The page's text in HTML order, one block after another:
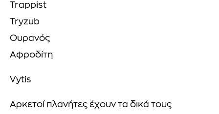
Trappist
Tryzub
Ουρανός
Αφροδίτη
Vytis
Αρκετοί πλανήτες έχουν τα δικά τους